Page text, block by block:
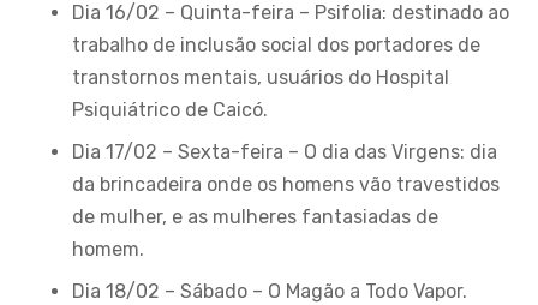
Dia 16/02 – Quinta-feira – Psifolia: destinado ao
trabalho de inclusão social dos portadores de
transtornos mentais, usuários do Hospital
Psiquiátrico de Caicó.
Dia 17/02 – Sexta-feira – O dia das Virgens: dia
da brincadeira onde os homens vão travestidos
de mulher, e as mulheres fantasiadas de
homem.
Dia 18/02 – Sábado – O Magão a Todo Vapor.